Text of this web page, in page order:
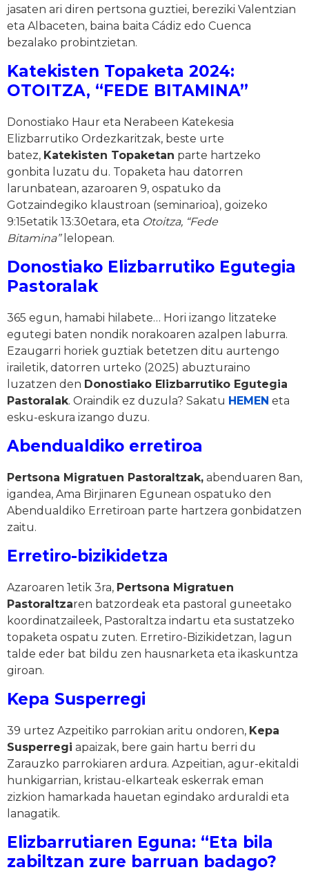
jasaten ari diren pertsona guztiei, bereziki Valentzian
eta Albaceten, baina baita Cádiz edo Cuenca
bezalako probintzietan.
Katekisten Topaketa 2024:
OTOITZA, “FEDE BITAMINA”
Donostiako Haur eta Nerabeen Katekesia
Elizbarrutiko Ordezkaritzak, beste urte
batez, Katekisten Topaketan parte hartzeko
gonbita luzatu du. Topaketa hau datorren
larunbatean, azaroaren 9, ospatuko da
Gotzaindegiko klaustroan (seminarioa), goizeko
9:15etatik 13:30etara, eta Otoitza, “Fede
Bitamina”lelopean.
Donostiako Elizbarrutiko Egutegia
Pastoralak
365 egun, hamabi hilabete… Hori izango litzateke
egutegi baten nondik norakoaren azalpen laburra.
Ezaugarri horiek guztiak betetzen ditu aurtengo
irailetik, datorren urteko (2025) abuzturaino
luzatzen den Donostiako Elizbarrutiko Egutegia
Pastoralak. Oraindik ez duzula? Sakatu HEMEN eta
esku-eskura izango duzu.
Abendualdiko erretiroa
Pertsona Migratuen Pastoraltzak, abenduaren 8an,
igandea, Ama Birjinaren Egunean ospatuko den
Abendualdiko Erretiroan parte hartzera gonbidatzen
zaitu.
Erretiro-bizikidetza
Azaroaren 1etik 3ra, Pertsona Migratuen
Pastoraltzaren batzordeak eta pastoral guneetako
koordinatzaileek, Pastoraltza indartu eta sustatzeko
topaketa ospatu zuten. Erretiro-Bizikidetzan, lagun
talde eder bat bildu zen hausnarketa eta ikaskuntza
giroan.
Kepa Susperregi
39 urtez Azpeitiko parrokian aritu ondoren, Kepa
Susperregi apaizak, bere gain hartu berri du
Zarauzko parrokiaren ardura. Azpeitian, agur-ekitaldi
hunkigarrian, kristau-elkarteak eskerrak eman
zizkion hamarkada hauetan egindako arduraldi eta
lanagatik.
Elizbarrutiaren Eguna: “Eta bila
zabiltzan zure barruan badago?